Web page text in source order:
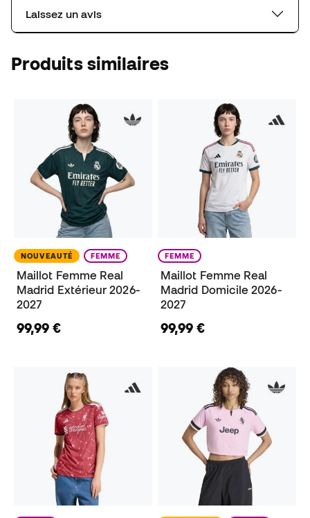
Laissez un avis
Produits similaires
NOUVEAUTÉ FEMME
Maillot Femme Real
Madrid Extérieur 2026-
2027
99,99 €
FEMME
Maillot Femme Real
Madrid Domicile 2026-
2027
99,99 €